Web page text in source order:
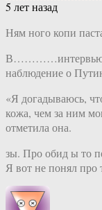
5 лет назад
Ням ного копи
В…………интервью
наблюдение о
«Я догадываюсь,
кожа, чем за ним
отметила она.
зы. Про обид ы то
Я вот не понял про